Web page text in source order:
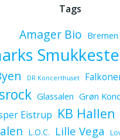
Tags
Amager Bio Bremen
DR Koncerthuset
Glassalen Grøn
Eistrup KB Hallen
L.O.C. Lille Vega